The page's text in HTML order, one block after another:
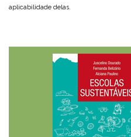
aplicabilidade delas.